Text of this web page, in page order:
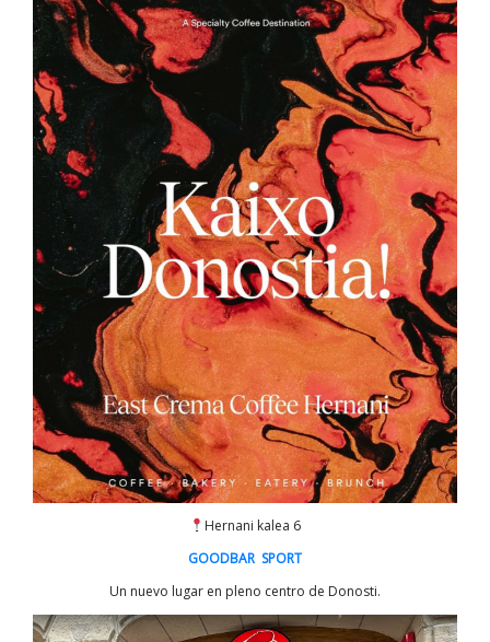
Hernani kalea 6
GOODBAR SPORT
Un nuevo lugar en pleno centro de Donosti.